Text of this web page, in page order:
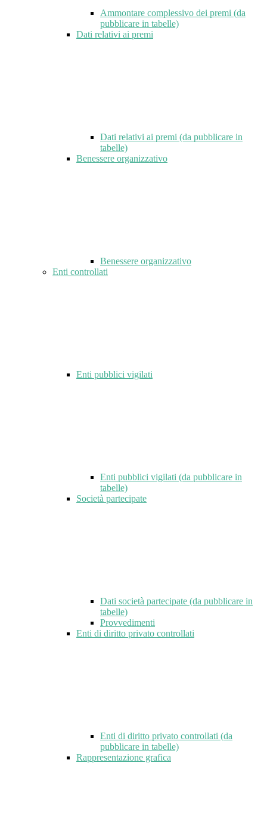
Ammontare complessivo dei premi (da
pubblicare in tabelle)
Dati relativi ai premi
Dati relativi ai premi (da pubblicare in
tabelle)
Benessere organizzativo
Benessere organizzativo
Enti controllati
Enti pubblici vigilati
Enti pubblici vigilati (da pubblicare in
tabelle)
Società partecipate
Dati società partecipate (da pubblicare in
tabelle)
Provvedimenti
Enti di diritto privato controllati
Enti di diritto privato controllati (da
pubblicare in tabelle)
Rappresentazione grafica